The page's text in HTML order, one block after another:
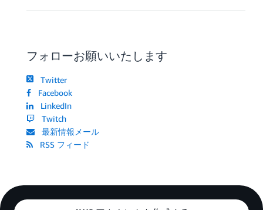
フォローお願いいたします
Twitter
Facebook
LinkedIn
Twitch
最新情報メール
RSS フィード